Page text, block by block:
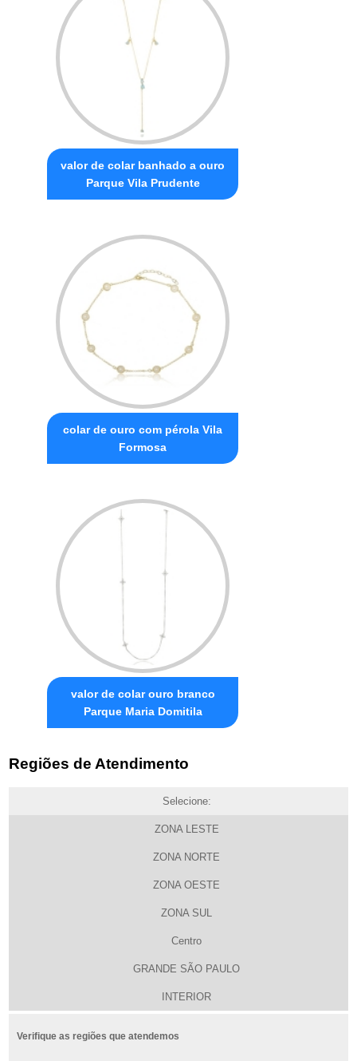
valor de colar banhado a ouro
Parque Vila Prudente
colar de ouro com pérola Vila
Formosa
valor de colar ouro branco
Parque Maria Domitila
Regiões de Atendimento
Selecione:
ZONA LESTE
ZONA NORTE
ZONA OESTE
ZONA SUL
Centro
GRANDE SÃO PAULO
INTERIOR
Verifique as regiões que atendemos